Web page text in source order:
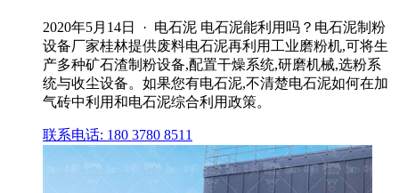
2020年5月14日 · 电石泥 电石泥能利用吗？电石泥制粉
设备厂家桂林提供废料电石泥再利用工业磨粉机,可将生
产多种矿石渣制粉设备,配置干燥系统,研磨机械,选粉系
统与收尘设备。如果您有电石泥,不清楚电石泥如何在加
气砖中利用和电石泥综合利用政策。
联系电话: 180 3780 8511